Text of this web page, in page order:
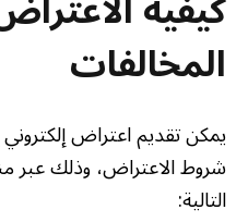
المخالفات
يمكن تقديم اعتراض
شروط الاعتراض، وذلك عبر
التالية: